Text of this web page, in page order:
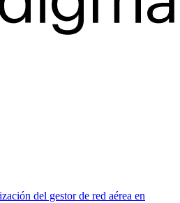
del gestor de red aérea en